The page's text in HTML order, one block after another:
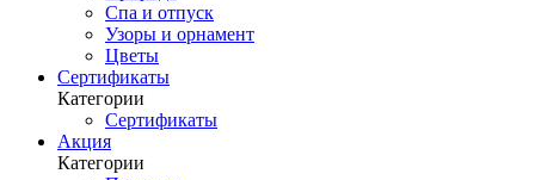
Спа и отпуск
Узоры и орнамент
Цветы
Сертификаты
Категории
Сертификаты
Акция
Категории